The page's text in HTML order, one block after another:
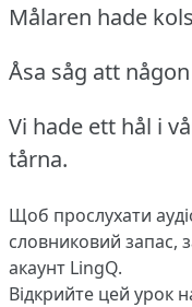
Målaren hade
Åsa såg att
Vi hade ett hål i
tårna.
Щоб прослухати
словниковий запас,
акаунт LingQ.
Відкрийте цей урок